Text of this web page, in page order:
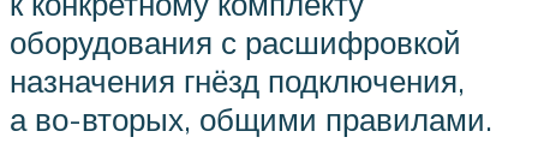
оборудования с расшифровкой
назначения гнёзд подключения,
а во-вторых, общими правилами.